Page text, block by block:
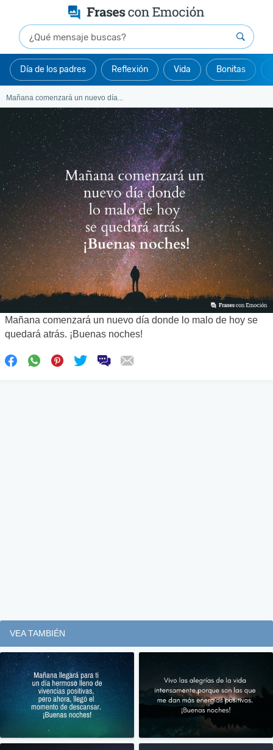
Día de los padres Reflexión Vida Bonitas
Mañana comenzará un nuevo día...
Mañana comenzará un nuevo día donde lo malo de hoy se
quedará atrás. ¡Buenas noches!
VEA TAMBIÉN